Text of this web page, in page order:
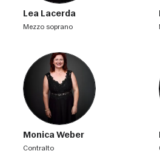
Lea Lacerda
mezzo soprano
Monica Weber
contralto